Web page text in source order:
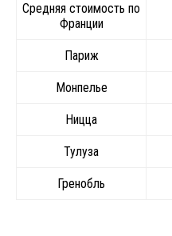
Средняя стоимость по
Франции
Париж
Монпелье
Ницца
Тулуза
Гренобль